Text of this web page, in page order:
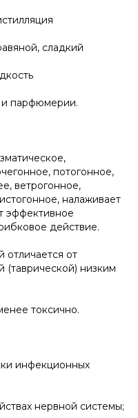
сладкий
и парфюмерии.
потогонное,
ветрогонное,
налаживает
эффективное
действие.
от
(таврической) низким
токсично.
инфекционных
нервной системы;